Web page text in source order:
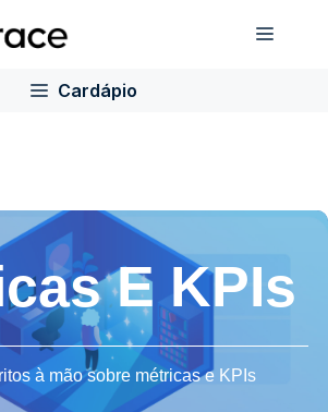
Cardápio
E KPIs
à mão sobre métricas e KPIs